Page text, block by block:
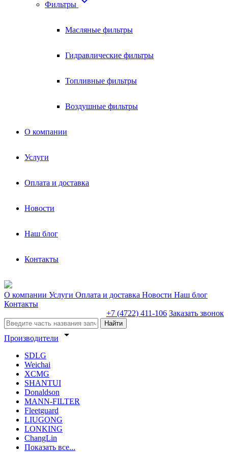
Фильтры
Масляные фильтры
Гидравлические фильтры
Топливные фильтры
Воздушные фильтры
О компании
Услуги
Оплата и доставка
Новости
Наш блог
Контакты
О компании Услуги Оплата и доставка Новости Наш блог
Контакты
+7 (4722) 411-106 Заказать звонок
Найти
Производители arrow_drop_down
SDLG
Weichai
XCMG
SHANTUI
Donaldson
MANN-FILTER
Fleetguard
LIUGONG
LONKING
ChangLin
Показать все...